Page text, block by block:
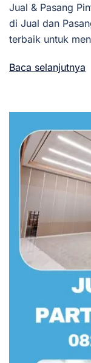
Jual & Pasang
di Jual dan
terbaik untuk
Baca selanjutnya